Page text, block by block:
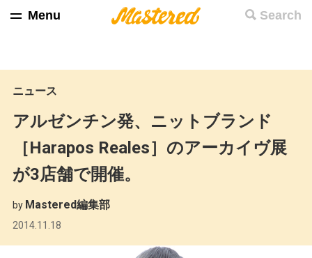
Search
Menu
ニュース
アルゼンチン発、ニットブランド
［Harapos Reales］のアーカイヴ展
が3店舗で開催。
by Mastered編集部
2014.11.18